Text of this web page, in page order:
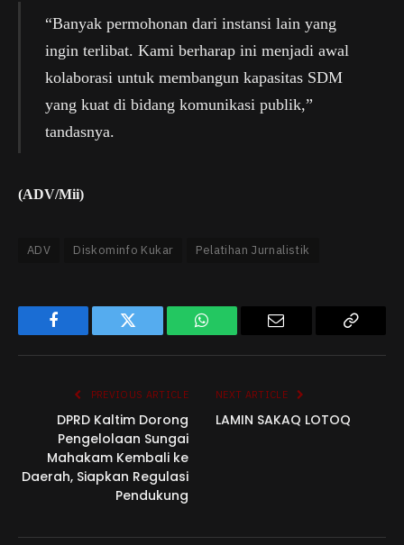
“Banyak permohonan dari instansi lain yang
ingin terlibat. Kami berharap ini menjadi awal
kolaborasi untuk membangun kapasitas SDM
yang kuat di bidang komunikasi publik,”
tandasnya.
(ADV/Mii)
ADV Diskominfo Kukar Pelatihan Jurnalistik
Facebook Twitter WhatsApp
PREVIOUS ARTICLE
DPRD Kaltim Dorong
Pengelolaan Sungai
Mahakam Kembali ke
Daerah, Siapkan Regulasi
Pendukung
NEXT ARTICLE
LAMIN SAKAQ LOTOQ